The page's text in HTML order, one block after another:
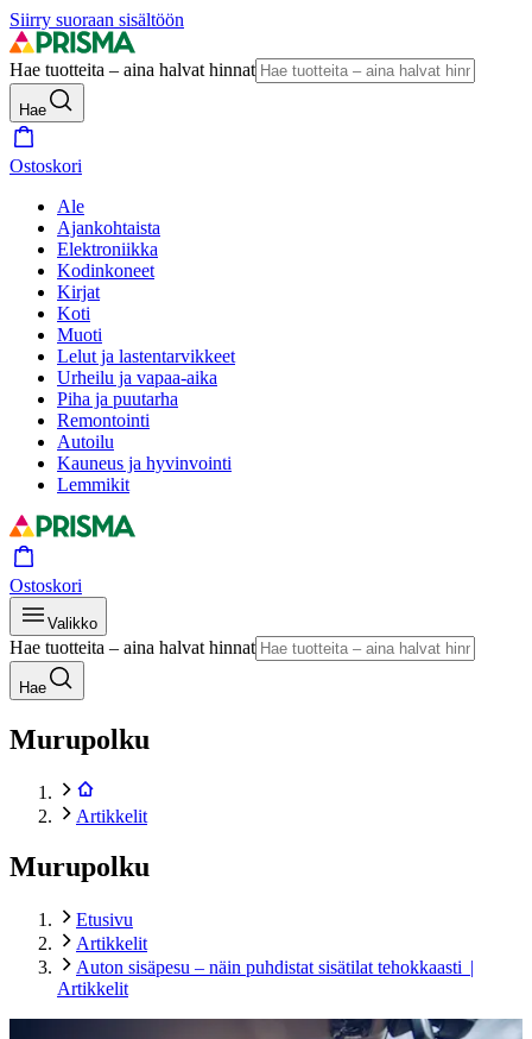
Siirry suoraan sisältöön
Hae tuotteita – aina halvat hinnat
Hae
Ostoskori
Ale
Ajankohtaista
Elektroniikka
Kodinkoneet
Kirjat
Koti
Muoti
Lelut ja lastentarvikkeet
Urheilu ja vapaa-aika
Piha ja puutarha
Remontointi
Autoilu
Kauneus ja hyvinvointi
Lemmikit
Ostoskori
Valikko
Hae tuotteita – aina halvat hinnat
Hae
Murupolku
Artikkelit
Murupolku
Etusivu
Artikkelit
Auton sisäpesu – näin puhdistat sisätilat tehokkaasti |
Artikkelit